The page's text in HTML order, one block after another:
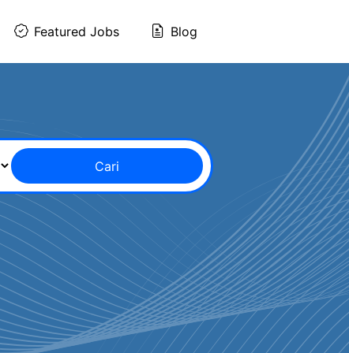
Featured Jobs Blog
Cari